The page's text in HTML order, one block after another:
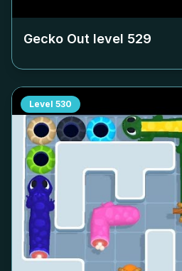
Gecko Out level 529
Level 530